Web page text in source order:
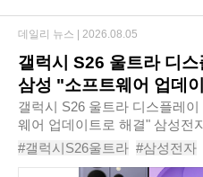
갤럭시 S26 울트라 디
삼성 "소프트웨어 업데
갤럭시 S26 울트라 디스플레
웨어 업데이트로 해결" 삼성전자가 일부 갤럭시 S26 울트라에
서 발생한 붉은 화면 현상이 하
문제라고 공식 확인하고 해결
#갤럭시S26울트라 #삼성전자
#소프트웨어업데이트 #삼성
데일리 뉴스 | 2026.08.05